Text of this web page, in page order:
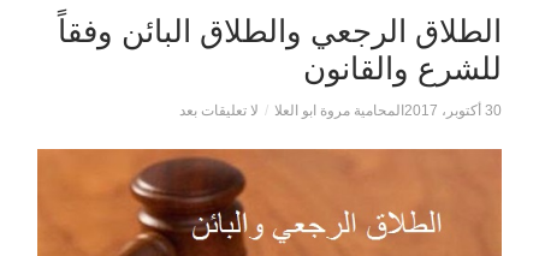
الطلاق الرجعي والطلاق البائن وفقاً
للشرع والقانون
30 أكتوبر، 2017 المحامية مروة ابو العلا / لا تعليقات بعد